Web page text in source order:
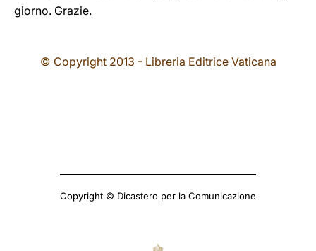
giorno. Grazie.
© Copyright 2013 - Libreria Editrice Vaticana
Copyright © Dicastero per la Comunicazione